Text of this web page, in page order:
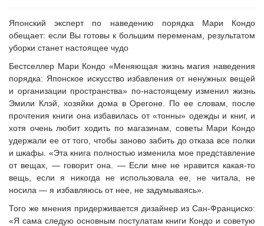
Японский эксперт по наведению порядка Мари Кондо
обещает: если Вы готовы к большим переменам, результатом
уборки станет настоящее чудо
Бестселлер Мари Кондо «Меняющая жизнь магия наведения
порядка: Японское искусство избавления от ненужных вещей
и организации пространства» по-настоящему изменил жизнь
Эмили Клэй, хозяйки дома в Орегоне. По ее словам, после
прочтения книги она избавилась от «тонны» одежды и книг, и
хотя очень любит ходить по магазинам, советы Мари Кондо
удержали ее от того, чтобы заново забить до отказа все полки
и шкафы. «Эта книга полностью изменила мое представление
от вещах, — говорит она. — Если мне не нравится какая-то
вещь, если я никогда не использовала ее, не читала, не
носила — я избавляюсь от нее, не задумываясь».
Того же мнения придерживается дизайнер из Сан-Франциско:
«Я сама следую основным постулатам книги Кондо и советую